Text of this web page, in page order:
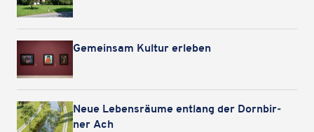
Gemein­sam Kultur erleben
Neue Lebens­räume entlang der Dorn­bir­
ner Ach